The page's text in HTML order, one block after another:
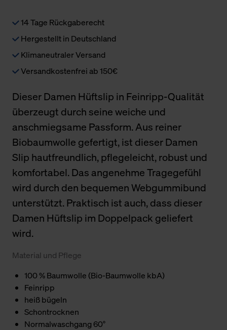
14 Tage Rückgaberecht
Hergestellt in Deutschland
Klimaneutraler Versand
Versandkostenfrei ab 150€
Dieser Damen Hüftslip in Feinripp-Qualität
überzeugt durch seine weiche und
anschmiegsame Passform. Aus reiner
Biobaumwolle gefertigt, ist dieser Damen
Slip hautfreundlich, pflegeleicht, robust und
komfortabel. Das angenehme Tragegefühl
wird durch den bequemen Webgummibund
unterstützt. Praktisch ist auch, dass dieser
Damen Hüftslip im Doppelpack geliefert
wird.
Material und Pflege
100 % Baumwolle (Bio-Baumwolle kbA)
Feinripp
heiß bügeln
Schontrocknen
Normalwaschgang 60°